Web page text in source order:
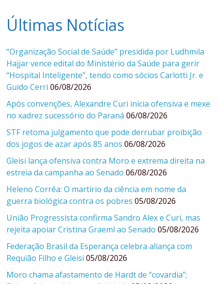
Últimas Notícias
“Organização Social de Saúde” presidida por Ludhmila
Hajjar vence edital do Ministério da Saúde para gerir
“Hospital Inteligente”, tendo como sócios Carlotti Jr. e
Guido Cerri 06/08/2026
Após convenções, Alexandre Curi inicia ofensiva e mexe
no xadrez sucessório do Paraná 06/08/2026
STF retoma julgamento que pode derrubar proibição
dos jogos de azar após 85 anos 06/08/2026
Gleisi lança ofensiva contra Moro e extrema direita na
estreia da campanha ao Senado 06/08/2026
Heleno Corrêa: O martírio da ciência em nome da
guerra biológica contra os pobres 05/08/2026
União Progressista confirma Sandro Alex e Curi, mas
rejeita apoiar Cristina Graeml ao Senado 05/08/2026
Federação Brasil da Esperança celebra aliança com
Requião Filho e Gleisi 05/08/2026
Moro chama afastamento de Hardt de “covardia”;